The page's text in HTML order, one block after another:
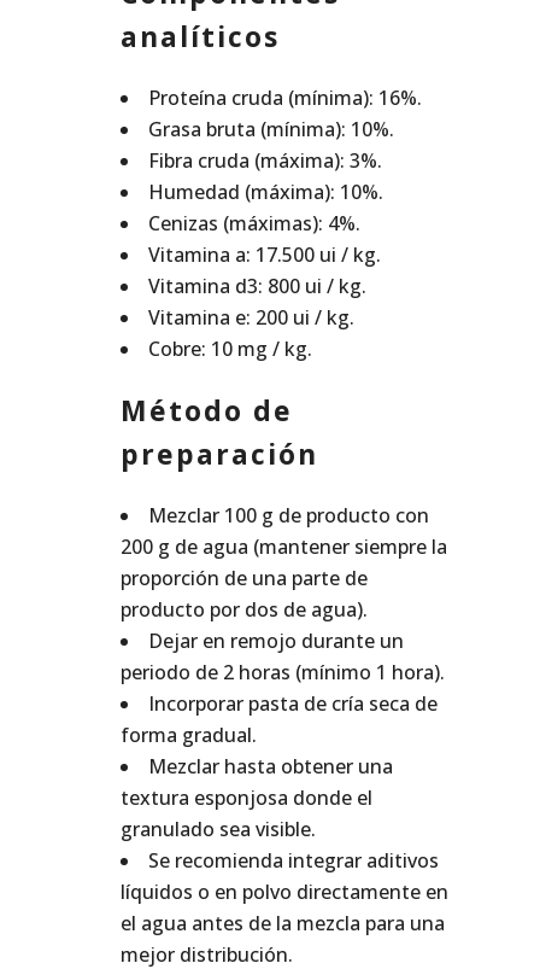
analíticos
Proteína cruda (mínima): 16%.
Grasa bruta (mínima): 10%.
Fibra cruda (máxima): 3%.
Humedad (máxima): 10%.
Cenizas (máximas): 4%.
Vitamina a: 17.500 ui / kg.
Vitamina d3: 800 ui / kg.
Vitamina e: 200 ui / kg.
Cobre: 10 mg / kg.
Método de
preparación
Mezclar 100 g de producto con
200 g de agua (mantener siempre la
proporción de una parte de
producto por dos de agua).
Dejar en remojo durante un
periodo de 2 horas (mínimo 1 hora).
Incorporar pasta de cría seca de
forma gradual.
Mezclar hasta obtener una
textura esponjosa donde el
granulado sea visible.
Se recomienda integrar aditivos
líquidos o en polvo directamente en
el agua antes de la mezcla para una
mejor distribución.